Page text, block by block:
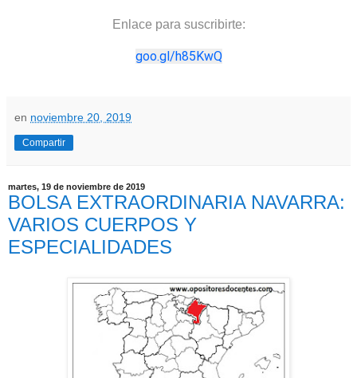
Enlace para suscribirte:
goo.gl/h85KwQ
en noviembre 20, 2019
Compartir
martes, 19 de noviembre de 2019
BOLSA EXTRAORDINARIA NAVARRA:
VARIOS CUERPOS Y
ESPECIALIDADES